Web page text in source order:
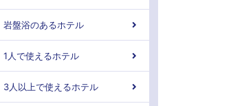
岩盤浴のあるホテル
1人で使えるホテル
3人以上で使えるホテル